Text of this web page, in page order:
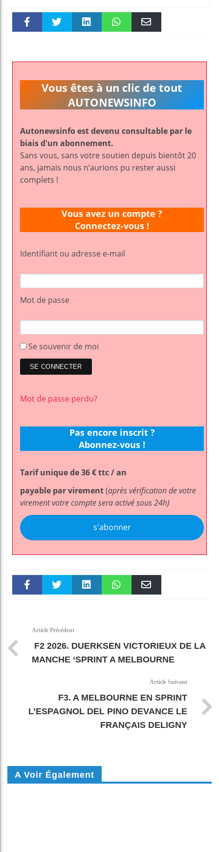
k pt
Vous êtes à un clic de tout
AUTONEWSINFO
Autonewsinfo est devenu consultable par le
biais d'un abonnement.
Sans vous, sans votre soutien depuis bientôt 20
ans, jamais nous n’aurions pu rester aussi
complets !
Vous avez un compte ?
Connectez-vous !
Identifiant ou adresse e-mail
Mot de passe
Se souvenir de moi
Mot de passe perdu?
Pas encore inscrit ?
Abonnez-vous !
Tarif unique de 36 € ttc / an
payable par virement(après vérification de votre
virement votre compte sera activé sous 24h)
s'abonner
Article Précédent
F2 2026. DUERKSEN VICTORIEUX DE LA
MANCHE ‘SPRINT A MELBOURNE
Article Suivant
F3. A MELBOURNE EN SPRINT
L’ESPAGNOL DEL PINO DEVANCE LE
FRANÇAIS DELIGNY
A Voir Également